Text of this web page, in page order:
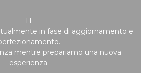
IT
in fase di aggiornamento e
mentre prepariamo una nuova
esperienza.